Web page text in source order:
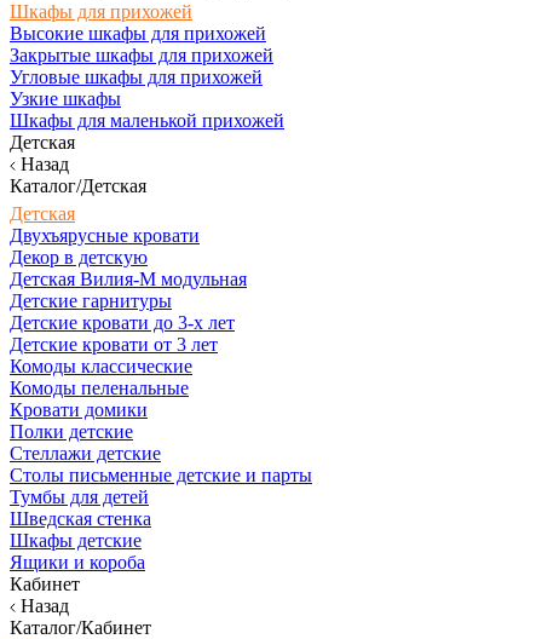
Шкафы для прихожей
Высокие шкафы для прихожей
Закрытые шкафы для прихожей
Угловые шкафы для прихожей
Узкие шкафы
Шкафы для маленькой прихожей
Детская
Назад
Каталог/Детская
Детская
Двухъярусные кровати
Декор в детскую
Детская Вилия-М модульная
Детские гарнитуры
Детские кровати до 3-х лет
Детские кровати от 3 лет
Комоды классические
Комоды пеленальные
Кровати домики
Полки детские
Стеллажи детские
Столы письменные детские и парты
Тумбы для детей
Шведская стенка
Шкафы детские
Ящики и короба
Кабинет
Назад
Каталог/Кабинет